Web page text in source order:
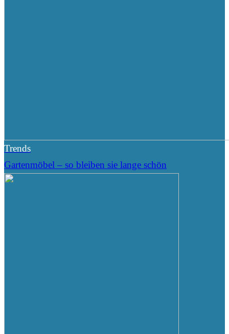
Trends
Gartenmöbel – so bleiben sie lange schön